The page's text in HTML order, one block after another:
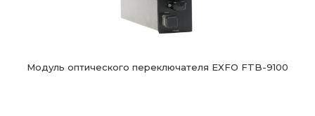
Модуль оптического переключателя EXFO FTB-9100